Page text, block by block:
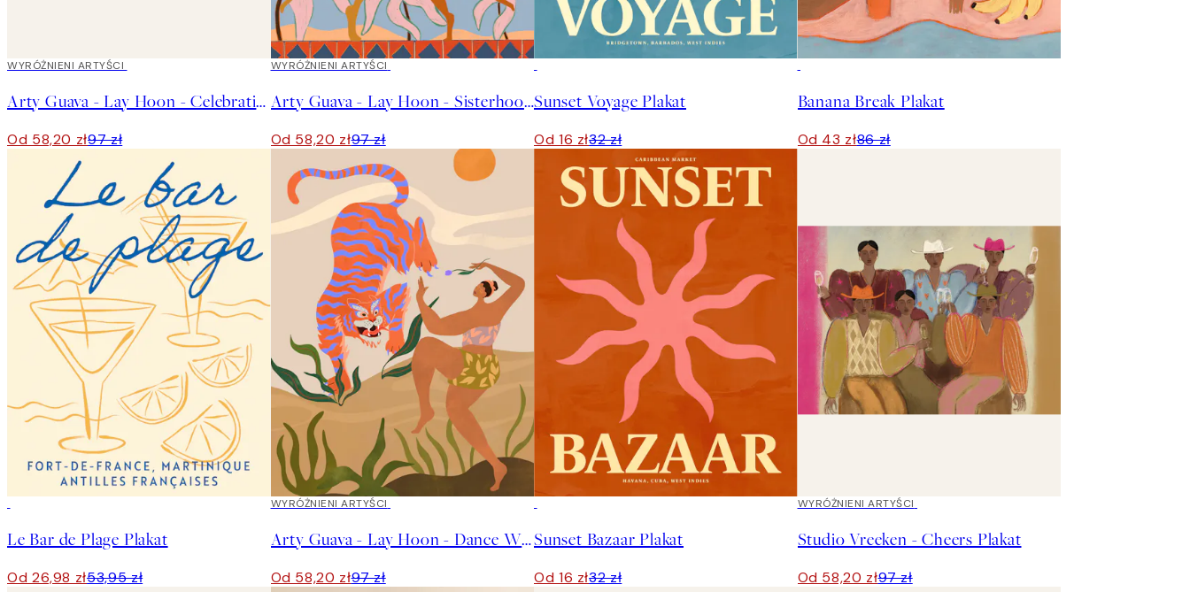
40%*
WYRÓŻNIENI ARTYŚCI
Arty Guava - Lay Hoon - Celebration Plakat
Od 58,20 zł97 zł
40%*
WYRÓŻNIENI ARTYŚCI
Arty Guava - Lay Hoon - Sisterhood Plakat
Od 58,20 zł97 zł
Sunset Voyage Plakat
Od 16 zł32 zł
Banana Break Plakat
Od 43 zł86 zł
Le Bar de Plage Plakat
Od 26,98 zł53,95 zł
40%*
WYRÓŻNIENI ARTYŚCI
Arty Guava - Lay Hoon - Dance With Tiger Plakat
Od 58,20 zł97 zł
Sunset Bazaar Plakat
Od 16 zł32 zł
40%*
WYRÓŻNIENI ARTYŚCI
Studio Vreeken - Cheers Plakat
Od 58,20 zł97 zł